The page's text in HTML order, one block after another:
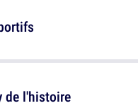
de l'histoire